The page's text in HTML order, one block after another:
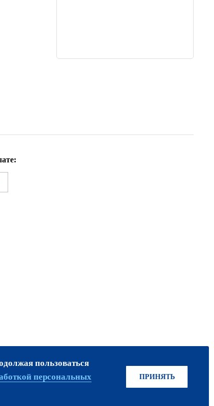
ПРИСОЕДИНЯЙТЕСЬ!
пользоваться
персональных
ПРИНЯТЬ